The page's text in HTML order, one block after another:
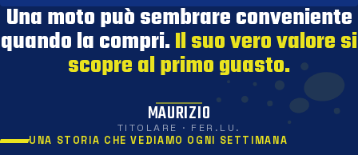
Una moto può sembrare conveniente
quando la compri.Il suo vero valore si
scopre al primo guasto.
MAURIZIO
TITOLARE · FER.LU.
UNA STORIA CHE VEDIAMO OGNI SETTIMANA